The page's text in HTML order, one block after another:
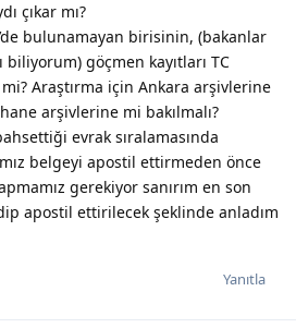
çıkar mı?
bulunamayan birisinin, (bakanlar
göçmen kayıtları TC
Araştırma için Ankara arşivlerine
arşivlerine mi bakılmalı?
evrak sıralamasında
belgeyi apostil ettirmeden önce
gerekiyor sanırım en son
apostil ettirilecek şeklinde anladım
Yanıtla